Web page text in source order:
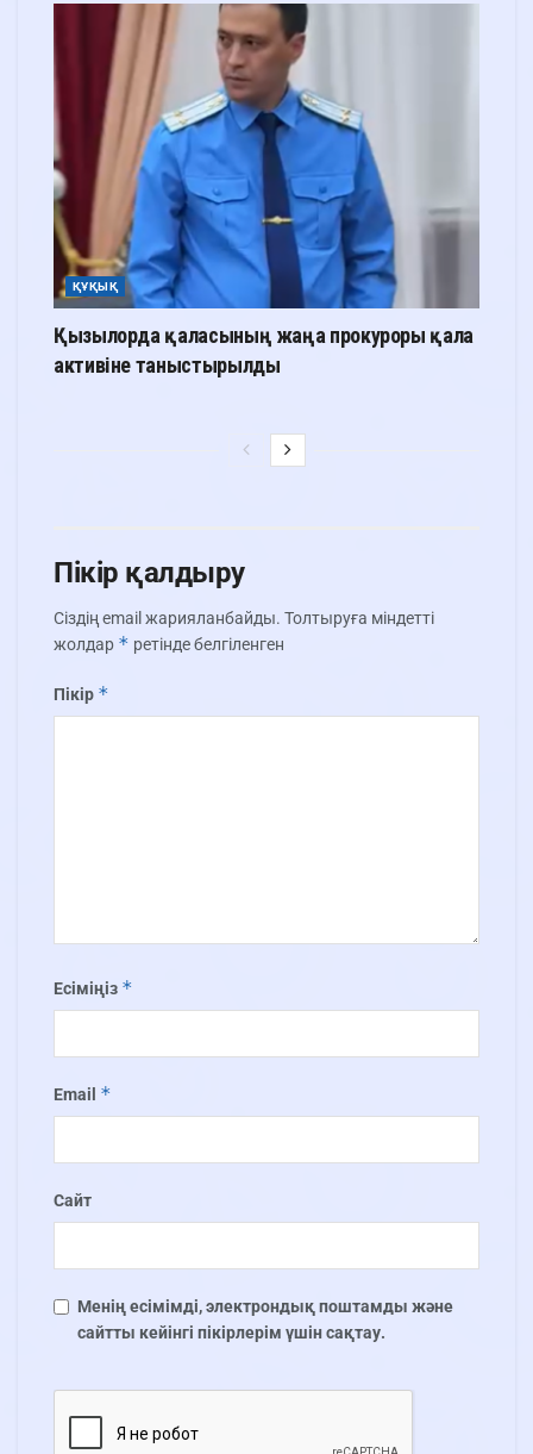
ҚҰҚЫҚ
Қызылорда қаласының жаңа прокуроры қала
активіне таныстырылды
Пікір қалдыру
Сіздің email жарияланбайды. Толтыруға міндетті
жолдар * ретінде белгіленген
Пікір *
Есіміңіз *
Email *
Сайт
Менің есімімді, электрондық поштамды және
сайтты кейінгі пікірлерім үшін сақтау.